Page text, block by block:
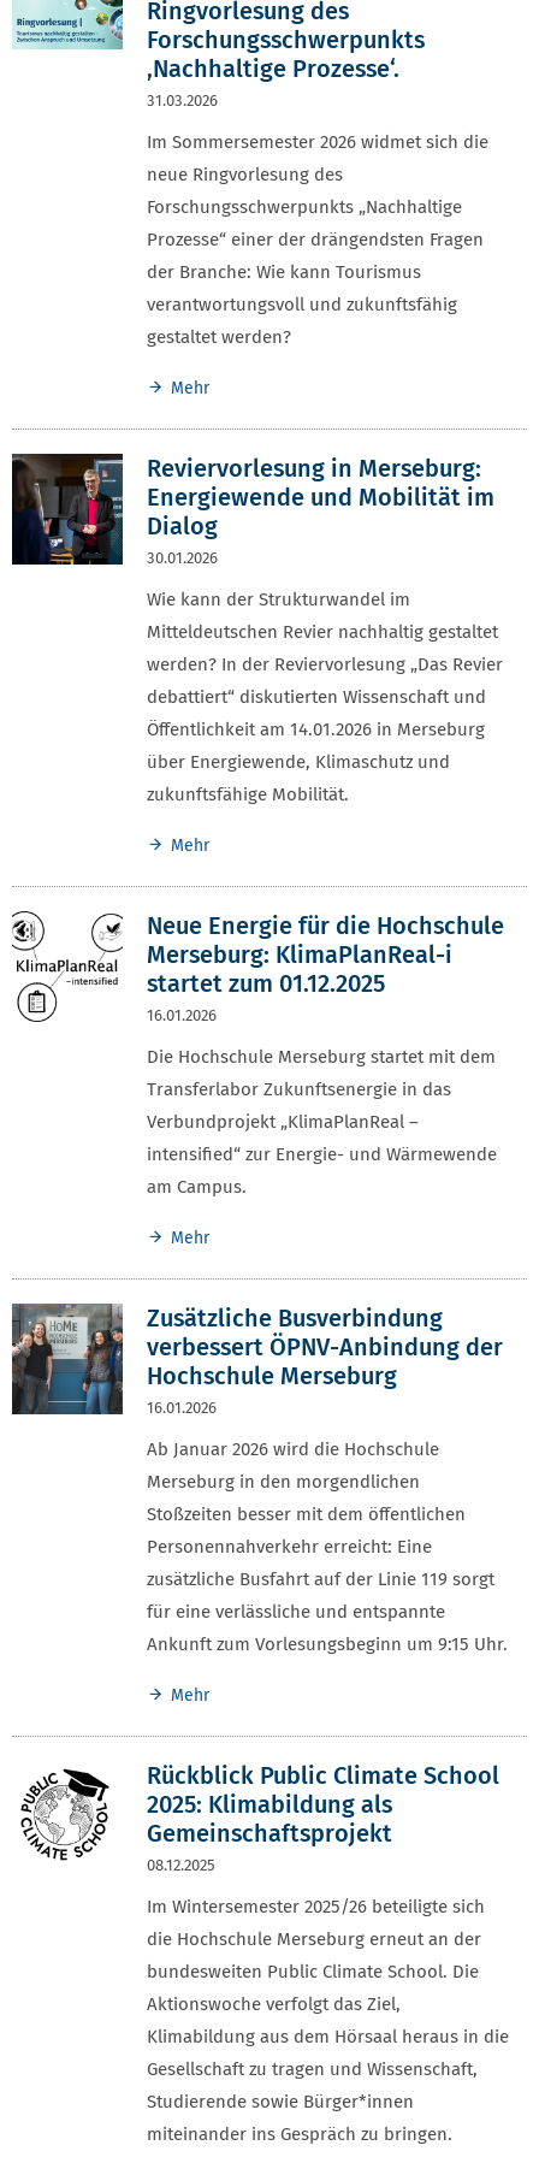
Ringvorlesung des
Forschungsschwerpunkts
‚Nachhaltige Prozesse‘.
31.03.2026
Im Sommersemester 2026 widmet sich die
neue Ringvorlesung des
Forschungsschwerpunkts „Nachhaltige
Prozesse“ einer der drängendsten Fragen
der Branche: Wie kann Tourismus
verantwortungsvoll und zukunftsfähig
gestaltet werden?
Mehr
Reviervorlesung in Merseburg:
Energiewende und Mobilität im
Dialog
30.01.2026
Wie kann der Strukturwandel im
Mitteldeutschen Revier nachhaltig gestaltet
werden? In der Reviervorlesung „Das Revier
debattiert“ diskutierten Wissenschaft und
Öffentlichkeit am 14.01.2026 in Merseburg
über Energiewende, Klimaschutz und
zukunftsfähige Mobilität.
Mehr
Neue Energie für die Hochschule
Merseburg: KlimaPlanReal-i
startet zum 01.12.2025
16.01.2026
Die Hochschule Merseburg startet mit dem
Transferlabor Zukunftsenergie in das
Verbundprojekt „KlimaPlanReal –
intensified“ zur Energie- und Wärmewende
am Campus.
Mehr
Zusätzliche Busverbindung
verbessert ÖPNV-Anbindung der
Hochschule Merseburg
16.01.2026
Ab Januar 2026 wird die Hochschule
Merseburg in den morgendlichen
Stoßzeiten besser mit dem öffentlichen
Personennahverkehr erreicht: Eine
zusätzliche Busfahrt auf der Linie 119 sorgt
für eine verlässliche und entspannte
Ankunft zum Vorlesungsbeginn um 9:15 Uhr.
Mehr
Rückblick Public Climate School
2025: Klimabildung als
Gemeinschaftsprojekt
08.12.2025
Im Wintersemester 2025/26 beteiligte sich
die Hochschule Merseburg erneut an der
bundesweiten Public Climate School. Die
Aktionswoche verfolgt das Ziel,
Klimabildung aus dem Hörsaal heraus in die
Gesellschaft zu tragen und Wissenschaft,
Studierende sowie Bürger*innen
miteinander ins Gespräch zu bringen.